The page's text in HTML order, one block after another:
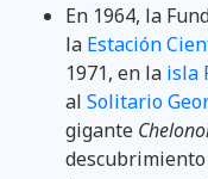
En 1964, la
la Estación
1971, en la isla
al Solitario
gigante